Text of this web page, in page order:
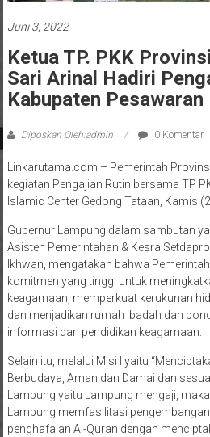
Juni 3, 2022
Ketua TP. PKK
Sari Arinal Hadiri
Kabupaten Pesawaran
Diposkan Oleh:admin 0 Komentar
Linkarutama.com – Pemerintah
kegiatan Pengajian Rutin bersama TP
Islamic Center Gedong Tataan, Kamis
Gubernur Lampung dalam sambutan
Asisten Pemerintahan & Kesra
Ikhwan, mengatakan bahwa
komitmen yang tinggi untuk
keagamaan, memperkuat kerukunan
dan menjadikan rumah ibadah dan
informasi dan pendidikan keagamaan.
Selain itu, melalui Misi I yaitu
Berbudaya, Aman dan Damai dan
Lampung yaitu Lampung mengaji,
Lampung memfasilitasi
penghafalan Al-Quran dengan